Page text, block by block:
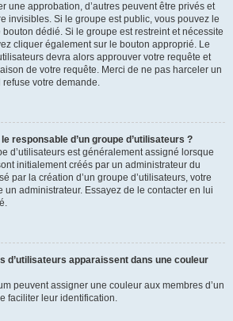
une approbation, d’autres peuvent être privés et
invisibles. Si le groupe est public, vous pouvez le
dédié. Si le groupe est restreint et nécessite
cliquer également sur le bouton approprié. Le
devra alors approuver votre requête et
de votre requête. Merci de ne pas harceler un
votre demande.
responsable d’un groupe d’utilisateurs ?
d’utilisateurs est généralement assigné lorsque
initialement créés par un administrateur du
par la création d’un groupe d’utilisateurs, votre
un administrateur. Essayez de le contacter en lui
d’utilisateurs apparaissent dans une couleur
peuvent assigner une couleur aux membres d’un
faciliter leur identification.